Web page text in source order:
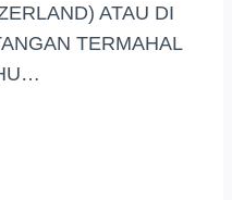
ATAU DI
TERMAHAL